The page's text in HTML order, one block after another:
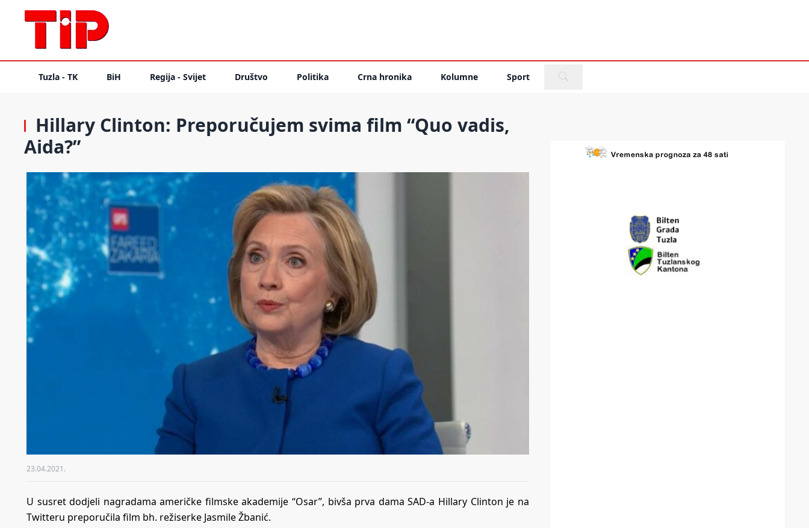
Tuzla - TK BiH Regija - Svijet Društvo Politika Crna hronika Kolumne Sport
Hillary Clinton: Preporučujem svima film “Quo vadis,
Aida?”
23.04.2021.
U susret dodjeli nagradama američke filmske akademije “Osar”, bivša prva dama SAD-a Hillary Clinton je na
Twitteru preporučila film bh. režiserke Jasmile Žbanić.